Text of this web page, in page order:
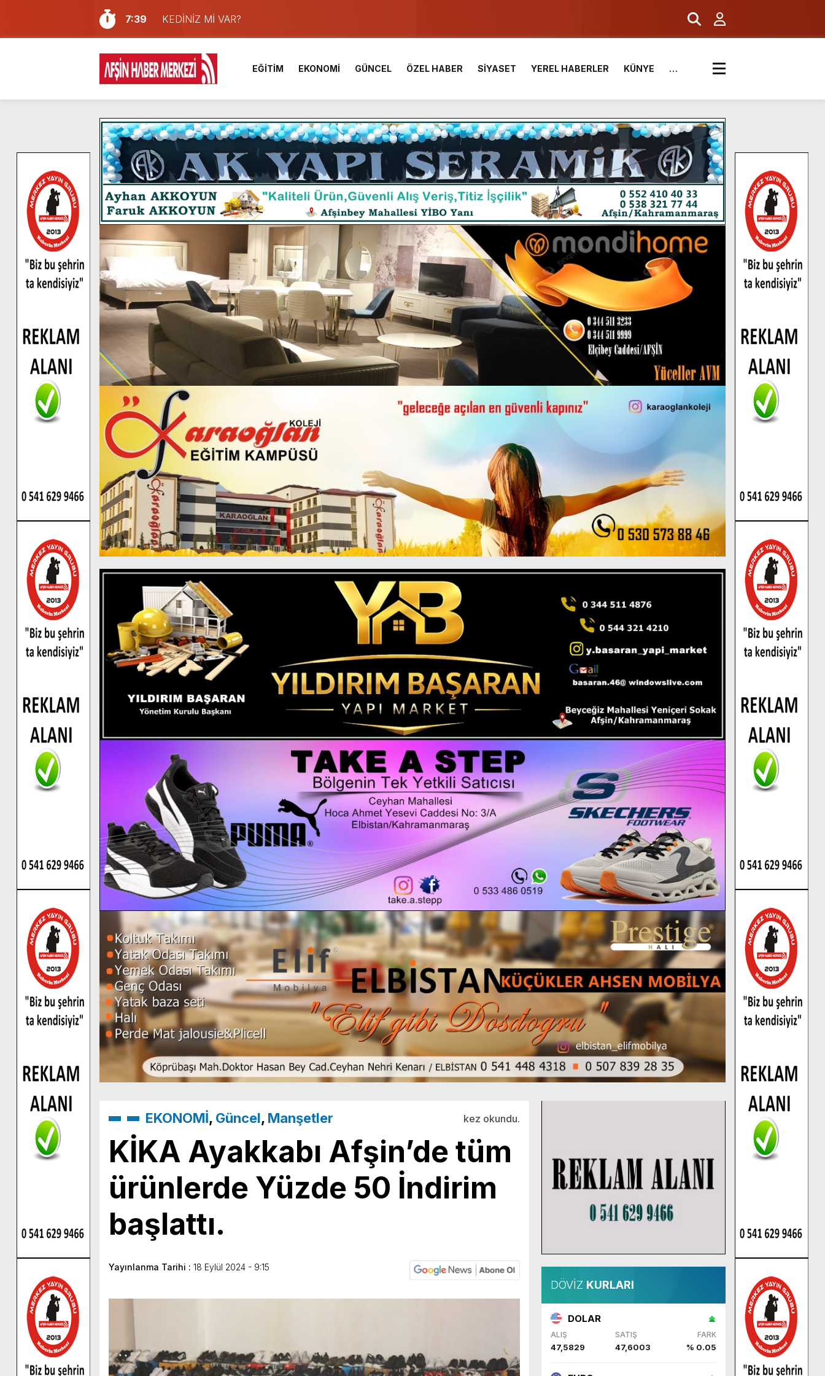
7:39
KEDİNİZ Mİ VAR?
7:27
Cumhurbaşkanı Erdoğan, Ayser Çalık Ortaokulu Şehitlerinin Aileleriyle Bir Araya Geldi.
13:57
Afşin Heyetinden Kaymakam Muammer Sarıdoğan’a Beşikdüzü’nde hayırlı olsun ziyareti.
10:34
Vatandaşlardan Ağustos Fuarı’na Tam Not.
16:48
Pusula Maraş Kamplarında 2 Bin Genç Doğa ve Bilimle Buluştu.
16:46
Pusula Maraş’ın Akademik Desteği Türkiye Derecesi Getirdi.
9:47
Afşin’de Orjinal deri işçiliği hediyelik eşya satışı Yunus Dağdelen tarafından yaşatılıyor.
8:37
Başkan Furkan Kılınç: “Bu birliktelik, Afşin Spor’un en büyük gücüdür.”
4:28
Başkan Görgel, Kahramanmaraş Kalesinde çalışmaları yerinde inceledi.
14:05
Madrigal, Perşembe Günü KAFUM’da Sahne Alacak.
EĞİTİM EKONOMİ GÜNCEL ÖZEL HABER SİYASET YEREL HABERLER KÜNYE …
EKONOMİ, Güncel, Manşetler kez okundu.
KİKA Ayakkabı Afşin’de tüm
ürünlerde Yüzde 50 İndirim
başlattı.
Yayınlanma Tarihi : 18 Eylül 2024 - 9:15
DÖVİZ KURLARI
DOLAR
ALIŞ SATIŞ FARK
47,5829 47,6003 % 0.05